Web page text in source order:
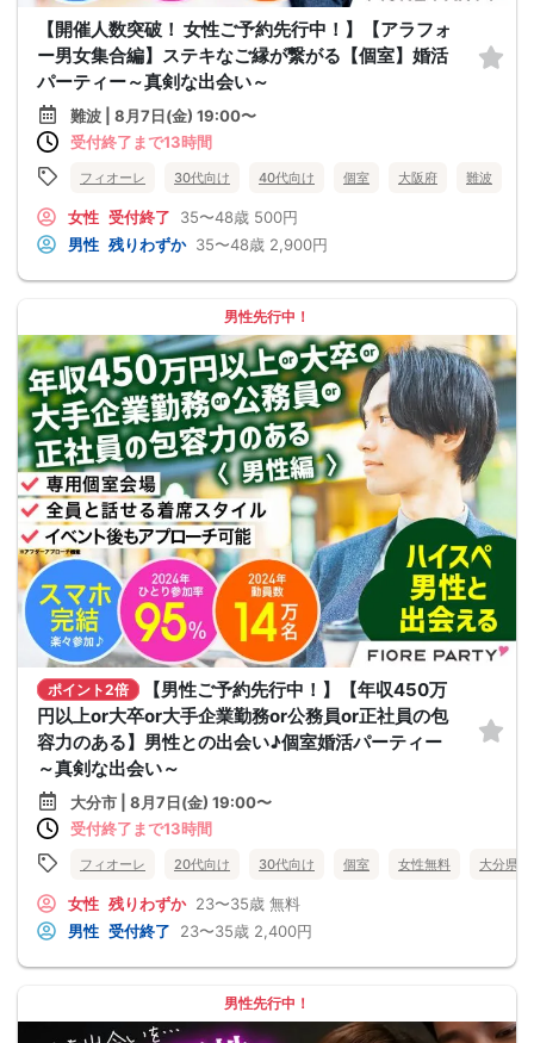
【開催人数突破！ 女性ご予約先行中！】【アラフォ
ー男女集合編】ステキなご縁が繋がる【個室】婚活
パーティー～真剣な出会い～
難波 | 8月7日(金) 19:00〜
受付終了まで13時間
フィオーレ 30代向け 40代向け 個室 大阪府 難波
女性 受付終了 35〜48歳 500円
男性 残りわずか 35〜48歳 2,900円
男性先行中！
ポイント2倍
【男性ご予約先行中！】【年収450万
円以上or大卒or大手企業勤務or公務員or正社員の包
容力のある】男性との出会い♪個室婚活パーティー
～真剣な出会い～
大分市 | 8月7日(金) 19:00〜
受付終了まで13時間
フィオーレ 20代向け 30代向け 個室 女性無料 大分県
女性 残りわずか 23〜35歳 無料
男性 受付終了 23〜35歳 2,400円
男性先行中！